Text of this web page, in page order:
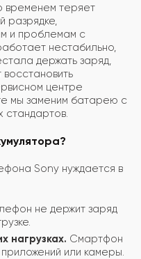
временем теряет
разрядке,
и проблемам с
нестабильно,
держать заряд,
восстановить
центре
мы заменим батарею с
стандартов.
Sony нуждается в
не держит заряд
нагрузках. Смартфон
или камеры.